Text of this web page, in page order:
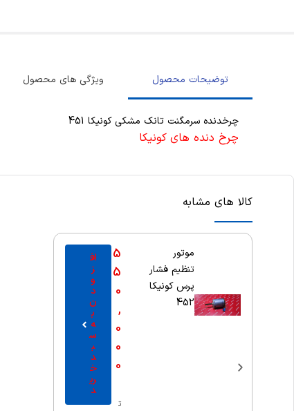
توضیحات محصول ویژگی های محصول
چرخدنده سرمگنت تانک مشکی کونیکا 451
چرخ دنده های کونیکا
کالا های مشابه
موتور
تنظیم فشار
پرس کونیکا
452
5
5
0
,
0
0
0
ت
اف
ز
و
د
ن
ب
ه
س
ب
د
خ
ری
د